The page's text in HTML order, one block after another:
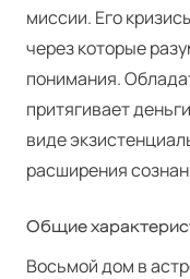
миссии. Его
через которые
понимания.
притягивает
виде
расширения
Общие
Восьмой дом в